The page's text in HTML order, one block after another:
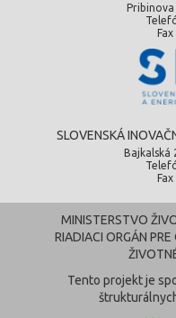
Pribinova
SLOVENSKÁ
Bajkalská
MINISTERSTVO
RIADIACI ORGÁN
Tento projekt je